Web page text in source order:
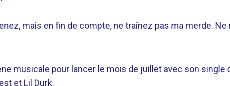
mais en fin de compte, ne traînez pas ma merde.
musicale pour lancer le mois de juillet avec son single
et Lil Durk.